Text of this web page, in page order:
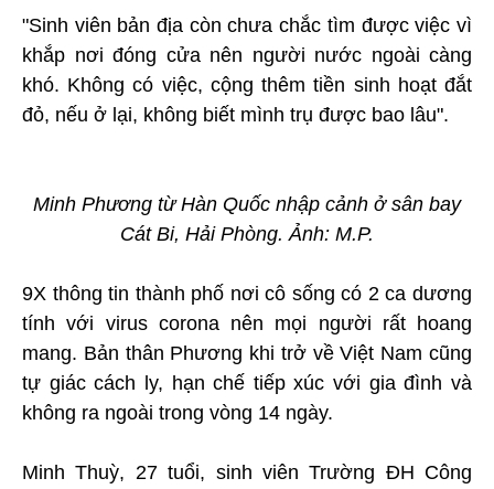
"Sinh viên bản địa còn chưa chắc tìm được việc vì
khắp nơi đóng cửa nên người nước ngoài càng
khó. Không có việc, cộng thêm tiền sinh hoạt đắt
đỏ, nếu ở lại, không biết mình trụ được bao lâu".
Minh Phương từ Hàn Quốc nhập cảnh ở sân bay
Cát Bi, Hải Phòng. Ảnh: M.P.
9X thông tin thành phố nơi cô sống có 2 ca dương
tính với virus corona nên mọi người rất hoang
mang. Bản thân Phương khi trở về Việt Nam cũng
tự giác cách ly, hạn chế tiếp xúc với gia đình và
không ra ngoài trong vòng 14 ngày.
Minh Thuỳ, 27 tuổi, sinh viên Trường ĐH Công